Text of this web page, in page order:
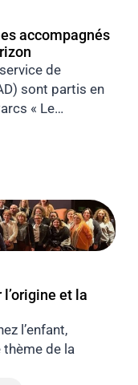
accompagnés
de
sont partis en
« Le…
et la
l’enfant,
thème de la